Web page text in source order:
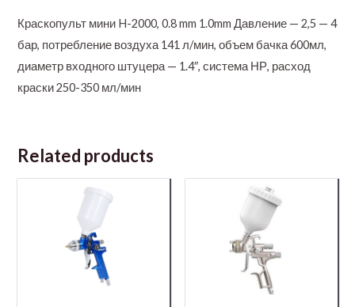
Краскопульт мини H-2000, 0.8 mm 1.0mm Давление — 2,5 — 4
бар, потребление воздуха 141 л/мин, объем бачка 600мл,
диаметр входного штуцера — 1.4″, система НР, расход
краски 250-350 мл/мин
Related products